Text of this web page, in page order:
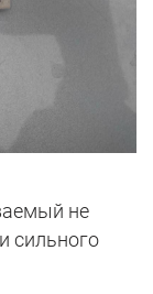
не
сильного